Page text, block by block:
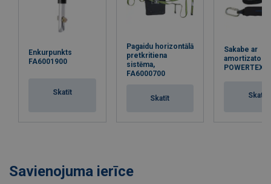
Enkurpunkts
FA6001900
Skatīt
Pagaidu horizontālā
pretkritiena
sistēma,
FA6000700
Skatīt
Sakabe ar
amortizatoru
POWERTEX
Skatīt
Savienojuma ierīce